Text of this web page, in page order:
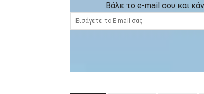
Βάλε το e-mail σου και